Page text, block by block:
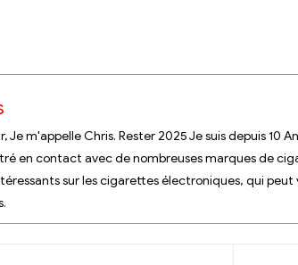
Je m'appelle Chris. Rester 2025 Je suis depuis
en contact avec de nombreuses marques de
sur les cigarettes électroniques, qui